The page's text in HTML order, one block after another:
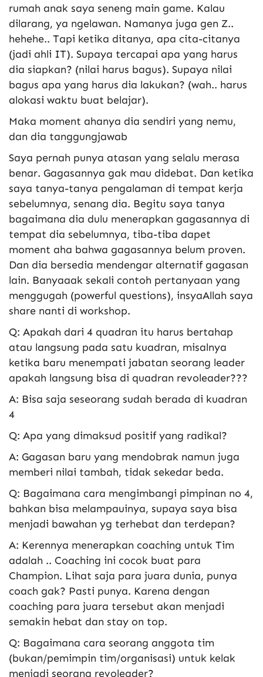
rumah anak saya seneng main game. Kalau
dilarang, ya ngelawan. Namanya juga gen Z..
hehehe.. Tapi ketika ditanya, apa cita-citanya
(jadi ahli IT). Supaya tercapai apa yang harus
dia siapkan? (nilai harus bagus). Supaya nilai
bagus apa yang harus dia lakukan? (wah.. harus
alokasi waktu buat belajar).
Maka moment ahanya dia sendiri yang nemu,
dan dia tanggungjawab
Saya pernah punya atasan yang selalu merasa
benar. Gagasannya gak mau didebat. Dan ketika
saya tanya-tanya pengalaman di tempat kerja
sebelumnya, senang dia. Begitu saya tanya
bagaimana dia dulu menerapkan gagasannya di
tempat dia sebelumnya, tiba-tiba dapet
moment aha bahwa gagasannya belum proven.
Dan dia bersedia mendengar alternatif gagasan
lain. Banyaaak sekali contoh pertanyaan yang
menggugah (powerful questions), insyaAllah saya
share nanti di workshop.
Q: Apakah dari 4 quadran itu harus bertahap
atau langsung pada satu kuadran, misalnya
ketika baru menempati jabatan seorang leader
apakah langsung bisa di quadran revoleader???
A: Bisa saja seseorang sudah berada di kuadran
4
Q: Apa yang dimaksud positif yang radikal?
A: Gagasan baru yang mendobrak namun juga
memberi nilai tambah, tidak sekedar beda.
Q: Bagaimana cara mengimbangi pimpinan no 4,
bahkan bisa melampauinya, supaya saya bisa
menjadi bawahan yg terhebat dan terdepan?
A: Kerennya menerapkan coaching untuk Tim
adalah .. Coaching ini cocok buat para
Champion. Lihat saja para juara dunia, punya
coach gak? Pasti punya. Karena dengan
coaching para juara tersebut akan menjadi
semakin hebat dan stay on top.
Q: Bagaimana cara seorang anggota tim
(bukan/pemimpin tim/organisasi) untuk kelak
menjadi seorang revoleader?